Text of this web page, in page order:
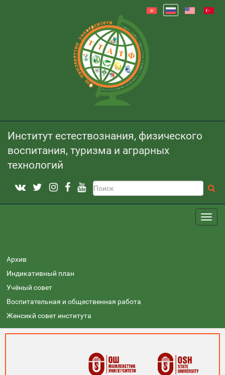
Институт естествознания, физического
воспитания, туризма и аграрных
технологий
Архив
Индикативный план
Учёный совет
Воспитательная и общественная работа
Женсикй совет института